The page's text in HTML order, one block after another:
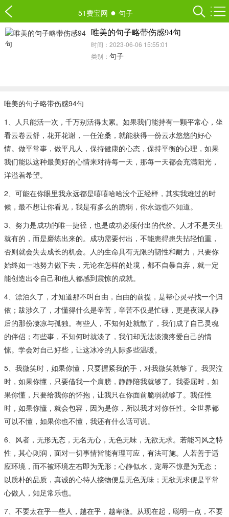
51费宝网 ● 句子
唯美的句子略带伤感94句
时间：2023-06-06 15:55:01
类别： 句子
唯美的句子略带伤感94句
1、人只能活一次，千万别活得太累。如果我们能持有一颗平常心，坐
看云卷云舒，花开花谢，一任沧桑，就能获得一份云水悠悠的好心
情。做平常事，做平凡人，保持健康的心态，保持平衡的心理，如果
我们能以这种最美好的心情来对待每一天，那每一天都会充满阳光，
洋溢着希望。
2、可能在你眼里我永远都是嘻嘻哈哈没个正经样，其实我难过的时
候，最不想让你看见，我是有多么的脆弱，你永远也不知道。
3、努力是成功的唯一捷径，也是成功必须付出的代价。人才不是天生
就有的，而是磨练出来的。成功需要付出，不能患得患失拈轻怕重，
否则就会失去成长的机会。人的生命具有无限的韧性和耐力，只要你
始终如一地努力做下去，无论在怎样的处境，都不自暴自弃，就一定
能创造出令自己和他人都感到震惊的成就。
4、漂泊久了，才知道那不叫自由，自由的前提，是帮心灵寻找一个归
依；跋涉久了，才懂得什么是辛苦，辛苦不仅是忙碌，更是夜深人静
后的那份凄凉与孤独。有些人，不知何处就散了，我们成了自己灵魂
的伴侣；有些事，不知何时就淡了，我们却无法淡漠疼爱自己的情
愫。学会对自己好些，让这冰冷的人际多些温暖。
5、我微笑时，如果你懂，只要握紧我的手，对我微笑就够了。我哭泣
时，如果你懂，只要借我一个肩膀，静静陪我就够了。我委屈时，如
果你懂，只要给我你的怀抱，让我只在你面前脆弱就够了。我任性
时，如果你懂，就会包容，因为是你，所以我才对你任性。全世界都
可以不懂，如果你也不懂，我还有什么话可说。
6、风者，无形无态，无名无心，无色无味，无欲无求。若能习风之特
性，其心则润，面对一切事情皆能有理可应，有法可施。人若善于适
应环境，而不被环境左右即为无形；心静似水，宠辱不惊是为无态；
以质朴的品质，真诚的心待人接物便是无色无味；无欲无求便是平常
心做人，知足常乐也。
7、不要太在乎一些人，越在乎，越卑微。从现在起，聪明一点，不要